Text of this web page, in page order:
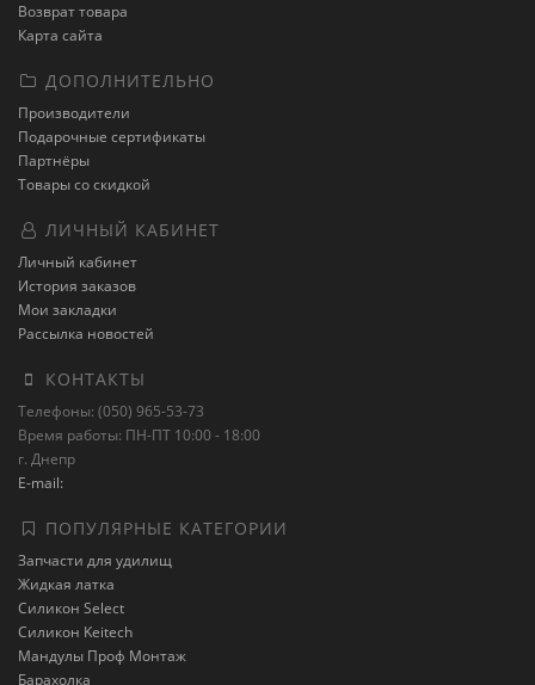
Возврат товара
Карта сайта
ДОПОЛНИТЕЛЬНО
Производители
Подарочные сертификаты
Партнёры
Товары со скидкой
ЛИЧНЫЙ КАБИНЕТ
Личный кабинет
История заказов
Мои закладки
Рассылка новостей
КОНТАКТЫ
Телефоны: (050) 965-53-73
Время работы: ПН-ПТ 10:00 - 18:00
г. Днепр
E-mail:
ПОПУЛЯРНЫЕ КАТЕГОРИИ
Запчасти для удилищ
Жидкая латка
Силикон Select
Силикон Keitech
Мандулы Проф Монтаж
Барахолка